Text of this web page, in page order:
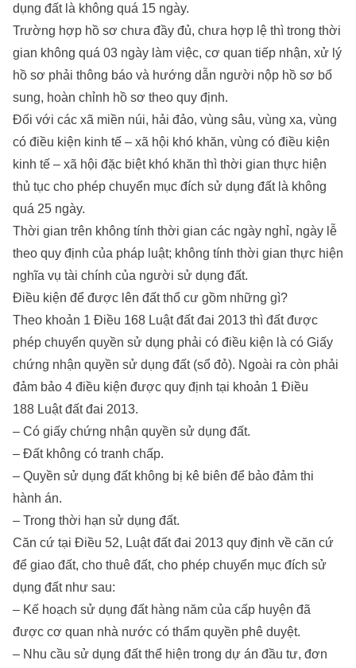
dụng đất là không quá 15 ngày.
Trường hợp hồ sơ chưa đầy đủ, chưa hợp lệ thì trong thời
gian không quá 03 ngày làm việc, cơ quan tiếp nhận, xử lý
hồ sơ phải thông báo và hướng dẫn người nộp hồ sơ bổ
sung, hoàn chỉnh hồ sơ theo quy định.
Đối với các xã miền núi, hải đảo, vùng sâu, vùng xa, vùng
có điều kiện kinh tế – xã hội khó khăn, vùng có điều kiện
kinh tế – xã hội đặc biệt khó khăn thì thời gian thực hiện
thủ tục cho phép chuyển mục đích sử dụng đất là không
quá 25 ngày.
Thời gian trên không tính thời gian các ngày nghỉ, ngày lễ
theo quy định của pháp luật; không tính thời gian thực hiện
nghĩa vụ tài chính của người sử dụng đất.
Điều kiện để được lên đất thổ cư gồm những gì?
Theo khoản 1 Điều 168 Luật đất đai 2013 thì đất được
phép chuyển quyền sử dụng phải có điều kiện là có Giấy
chứng nhận quyền sử dụng đất (sổ đỏ). Ngoài ra còn phải
đảm bảo 4 điều kiện được quy định tại khoản 1 Điều
188 Luật đất đai 2013.
– Có giấy chứng nhận quyền sử dụng đất.
– Đất không có tranh chấp.
– Quyền sử dụng đất không bị kê biên để bảo đảm thi
hành án.
– Trong thời hạn sử dụng đất.
Căn cứ tại Điều 52, Luật đất đai 2013 quy định về căn cứ
để giao đất, cho thuê đất, cho phép chuyển mục đích sử
dụng đất như sau:
– Kế hoạch sử dụng đất hàng năm của cấp huyện đã
được cơ quan nhà nước có thẩm quyền phê duyệt.
– Nhu cầu sử dụng đất thể hiện trong dự án đầu tư, đơn